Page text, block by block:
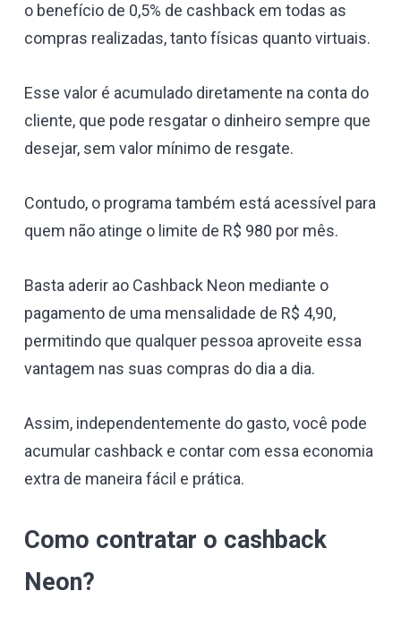
o benefício de 0,5% de cashback em todas as
compras realizadas, tanto físicas quanto virtuais.
Esse valor é acumulado diretamente na conta do
cliente, que pode resgatar o dinheiro sempre que
desejar, sem valor mínimo de resgate.
Contudo, o programa também está acessível para
quem não atinge o limite de R$ 980 por mês.
Basta aderir ao Cashback Neon mediante o
pagamento de uma mensalidade de R$ 4,90,
permitindo que qualquer pessoa aproveite essa
vantagem nas suas compras do dia a dia.
Assim, independentemente do gasto, você pode
acumular cashback e contar com essa economia
extra de maneira fácil e prática.
Como contratar o cashback
Neon?